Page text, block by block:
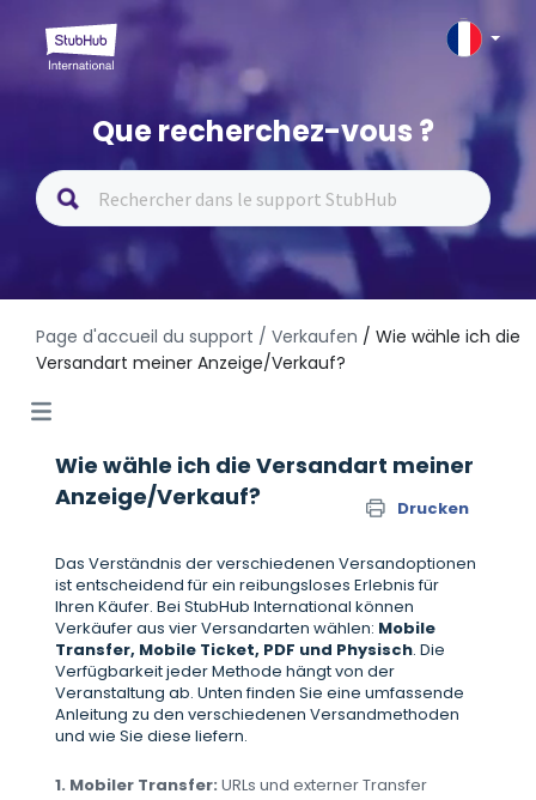
Que recherchez-vous ?
Page d'accueil du support / Verkaufen / Wie wähle ich die
Versandart meiner Anzeige/Verkauf?
Wie wähle ich die Versandart meiner
Anzeige/Verkauf?
Drucken
Das Verständnis der verschiedenen Versandoptionen
ist entscheidend für ein reibungsloses Erlebnis für
Ihren Käufer. Bei StubHub International können
Verkäufer aus vier Versandarten wählen: Mobile
Transfer, Mobile Ticket, PDF und Physisch. Die
Verfügbarkeit jeder Methode hängt von der
Veranstaltung ab. Unten finden Sie eine umfassende
Anleitung zu den verschiedenen Versandmethoden
und wie Sie diese liefern.
1. Mobiler Transfer: URLs und externer Transfer